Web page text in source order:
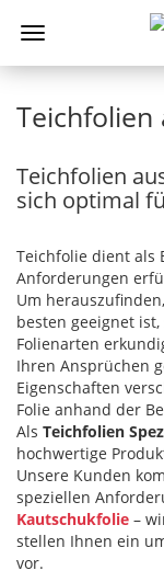
Teichfolien
Teichfolien
sich optimal
Teichfolie dient als
Anforderungen
Um herauszufinden,
besten geeignet
Folienarten
Ihren Ansprüchen
Eigenschaften
Folie anhand der
Als Teichfolien
hochwertige
Unsere Kunden
speziellen
Kautschukfolie –
stellen Ihnen ein
vor.